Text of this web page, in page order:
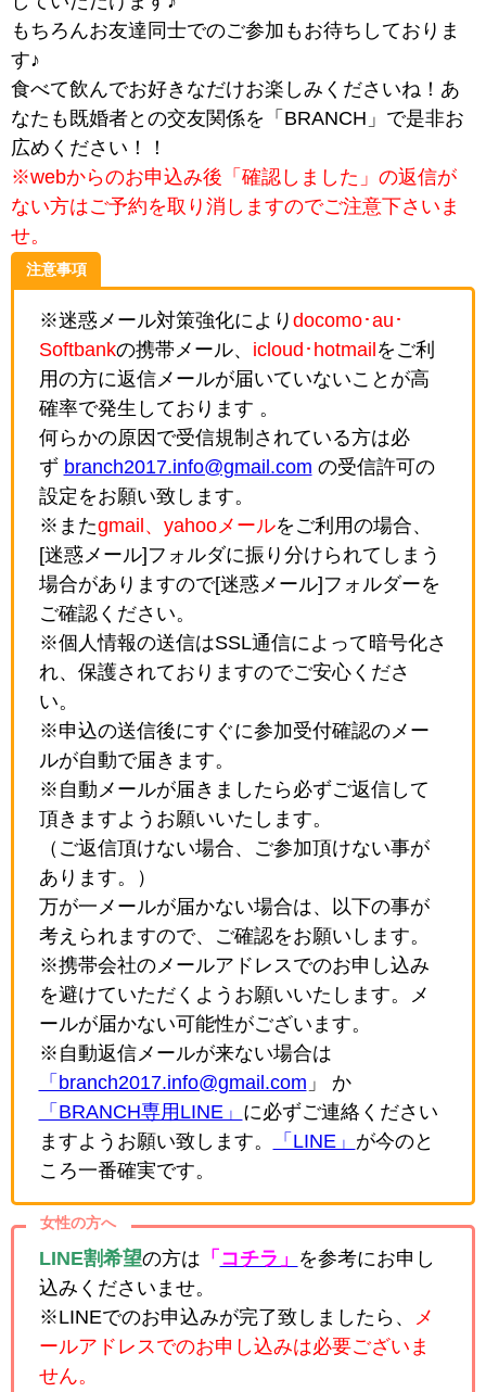
もちろんお友達同士でのご参加もお待ちしておりま
す♪
食べて飲んでお好きなだけお楽しみくださいね！あ
なたも既婚者との交友関係を「BRANCH」で是非お
広めください！！
※webからのお申込み後「確認しました」の返信が
ない方はご予約を取り消しますのでご注意下さいま
せ。
注意事項
※迷惑メール対策強化により docomo･au･
Softbankの携帯メール、 icloud･hotmail をご利
用の方に返信メールが届いていないことが高
確率で発生しております 。
何らかの原因で受信規制されている方は必
ず branch2017.info@gmail.com の受信許可の
設定をお願い致します。
※またgmail、yahooメールをご利用の場合、
[迷惑メール]フォルダに振り分けられてしまう
場合がありますので[迷惑メール]フォルダーを
ご確認ください。
※個人情報の送信はSSL通信によって暗号化さ
れ、保護されておりますのでご安心くださ
い。
※申込の送信後にすぐに参加受付確認のメー
ルが自動で届きます。
※自動メールが届きましたら必ずご返信して
頂きますようお願いいたします。
（ご返信頂けない場合、ご参加頂けない事が
あります。）
万が一メールが届かない場合は、以下の事が
考えられますので、ご確認をお願いします。
※携帯会社のメールアドレスでのお申し込み
を避けていただくようお願いいたします。メ
ールが届かない可能性がございます。
※自動返信メールが来ない場合は
「branch2017.info@gmail.com 」 か
「BRANCH専用LINE」 に必ずご連絡ください
ますようお願い致します。
「LINE」 が今のと
ころ一番確実です。
女性の方へ
LINE割希望の方は 「 コチラ」
を参考にお申し
込みくださいませ。
※LINEでのお申込みが完了致しましたら、
メ
ールアドレスでのお申し込みは必要ございま
せん。